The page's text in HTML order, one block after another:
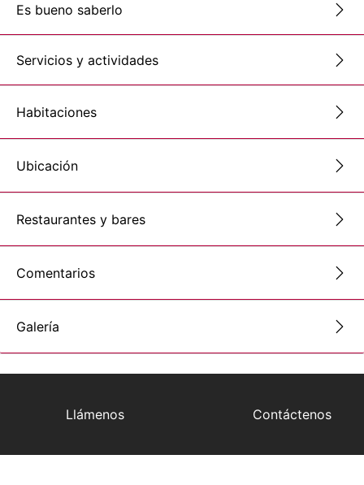
Es bueno saberlo
Servicios y actividades
Habitaciones
Ubicación
Restaurantes y bares
Comentarios
Galería
Llámenos Contáctenos